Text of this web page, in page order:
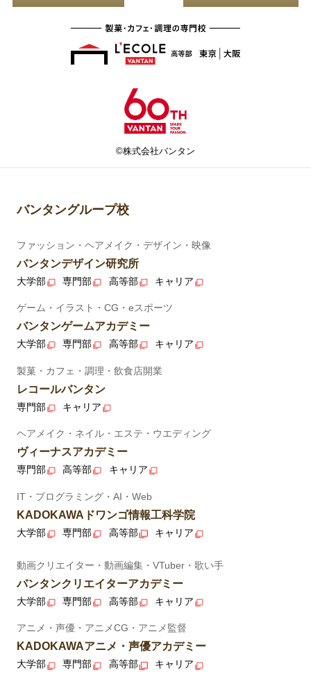
©株式会社バンタン
バンタングループ校
ファッション・ヘアメイク・デザイン・映像
バンタンデザイン研究所
大学部 専門部 高等部 キャリア
ゲーム・イラスト・CG・eスポーツ
バンタンゲームアカデミー
大学部 専門部 高等部 キャリア
製菓・カフェ・調理・飲食店開業
レコールバンタン
専門部 キャリア
ヘアメイク・ネイル・エステ・ウエディング
ヴィーナスアカデミー
専門部 高等部 キャリア
IT・プログラミング・AI・Web
KADOKAWAドワンゴ情報工科学院
大学部 専門部 高等部 キャリア
動画クリエイター・動画編集・VTuber・歌い手
バンタンクリエイターアカデミー
大学部 専門部 高等部 キャリア
アニメ・声優・アニメCG・アニメ監督
KADOKAWAアニメ・声優アカデミー
大学部 専門部 高等部 キャリア